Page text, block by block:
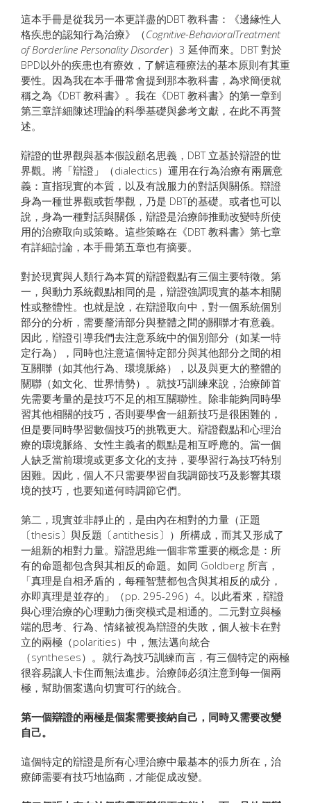
這本手冊是從我另一本更詳盡的DBT 教科書：《邊緣性人
格疾患的認知行為治療》（Cognitive-BehavioralTreatment
of Borderline Personality Disorder）3 延伸而來。DBT 對於
BPD以外的疾患也有療效，了解這種療法的基本原則有其重
要性。因為我在本手冊常會提到那本教科書，為求簡便就
稱之為《DBT 教科書》。我在《DBT 教科書》的第一章到
第三章詳細陳述理論的科學基礎與參考文獻，在此不再贅
述。
辯證的世界觀與基本假設顧名思義，DBT 立基於辯證的世
界觀。將「辯證」（dialectics）運用在行為治療有兩層意
義：直指現實的本質，以及有說服力的對話與關係。辯證
身為一種世界觀或哲學觀，乃是 DBT的基礎。或者也可以
說，身為一種對話與關係，辯證是治療師推動改變時所使
用的治療取向或策略。這些策略在《DBT 教科書》第七章
有詳細討論，本手冊第五章也有摘要。
對於現實與人類行為本質的辯證觀點有三個主要特徵。第
一，與動力系統觀點相同的是，辯證強調現實的基本相關
性或整體性。也就是說，在辯證取向中，對一個系統個別
部分的分析，需要釐清部分與整體之間的關聯才有意義。
因此，辯證引導我們去注意系統中的個別部分（如某一特
定行為），同時也注意這個特定部分與其他部分之間的相
互關聯（如其他行為、環境脈絡），以及與更大的整體的
關聯（如文化、世界情勢）。就技巧訓練來說，治療師首
先需要考量的是技巧不足的相互關聯性。除非能夠同時學
習其他相關的技巧，否則要學會一組新技巧是很困難的，
但是要同時學習數個技巧的挑戰更大。辯證觀點和心理治
療的環境脈絡、女性主義者的觀點是相互呼應的。當一個
人缺乏當前環境或更多文化的支持，要學習行為技巧特別
困難。因此，個人不只需要學習自我調節技巧及影響其環
境的技巧，也要知道何時調節它們。
第二，現實並非靜止的，是由內在相對的力量（正題
〔thesis〕與反題〔antithesis〕）所構成，而其又形成了
一組新的相對力量。辯證思維一個非常重要的概念是：所
有的命題都包含與其相反的命題。如同 Goldberg 所言，
「真理是自相矛盾的，每種智慧都包含與其相反的成分，
亦即真理是並存的」（pp. 295-296）4。以此看來，辯證
與心理治療的心理動力衝突模式是相通的。二元對立與極
端的思考、行為、情緒被視為辯證的失敗，個人被卡在對
立的兩極（polarities）中，無法邁向統合
（syntheses）。就行為技巧訓練而言，有三個特定的兩極
很容易讓人卡住而無法進步。治療師必須注意到每一個兩
極，幫助個案邁向切實可行的統合。
第一個辯證的兩極是個案需要接納自己，同時又需要改變
自己。
這個特定的辯證是所有心理治療中最基本的張力所在，治
療師需要有技巧地協商，才能促成改變。